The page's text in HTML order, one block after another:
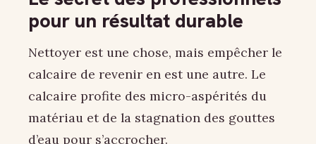
pour un résultat durable
Nettoyer est une chose, mais empêcher le
calcaire de revenir en est une autre. Le
calcaire profite des micro-aspérités du
matériau et de la stagnation des gouttes
d’eau pour s’accrocher.